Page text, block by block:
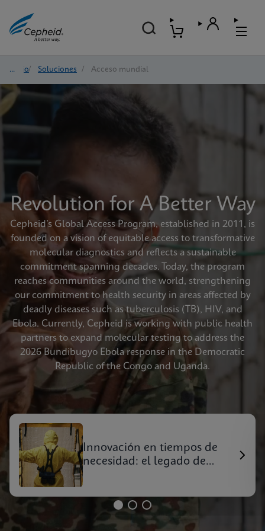
Inicio/ Soluciones / Acceso mundial
Revolution for A Better Way
Cepheid’s Global Access Program, established in 2011, is
founded on a vision of equitable access to transformative
molecular diagnostics and reflects a sustainable
commitment spanning decades. Today, the program
reaches communities around the world, strengthening
our commitment to health security in areas affected by
deadly diseases such as tuberculosis (TB), HIV, and
Ebola. Currently, Cepheid is working with public health
partners to expand molecular testing to address the
2026 Bundibugyo Ebola response in the Democratic
Republic of the Congo and Uganda.
Innovación en tiempos de
necesidad: el legado de